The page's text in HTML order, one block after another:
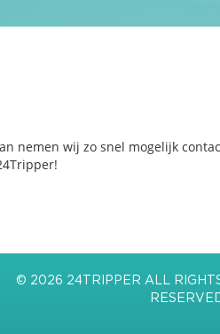
nemen wij zo snel mogelijk
© 2026 24TRIPPER ALL